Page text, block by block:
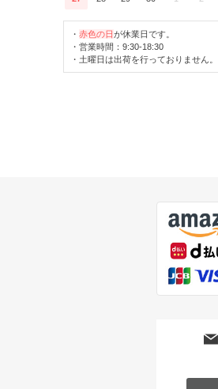
・ 赤色の日が休業日です。
・営業時間：9:30-18:30
・土曜日は出荷を行っておりません。